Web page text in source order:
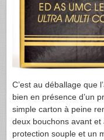
C’est au déballage que
bien en présence d’un
simple carton à peine
deux bouchons avant
protection souple et un